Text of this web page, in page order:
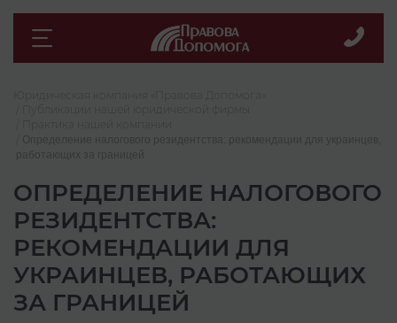
ОПРЕДЕЛЕНИЕ НАЛОГОВОГО
РЕЗИДЕНТСТВА:
РЕКОМЕНДАЦИИ ДЛЯ
УКРАИНЦЕВ, РАБОТАЮЩИХ
ЗА ГРАНИЦЕЙ